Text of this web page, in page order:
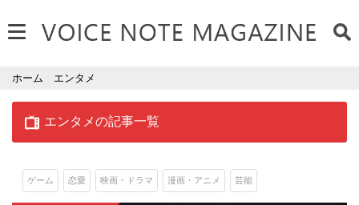
ホーム エンタメ
エンタメの記事一覧
ゲーム 恋愛 映画・ドラマ 漫画・アニメ 芸能